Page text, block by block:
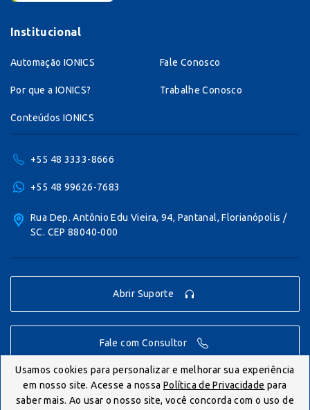
Institucional
Automação IONICS
Por que a IONICS?
Conteúdos IONICS
Fale Conosco
Trabalhe Conosco
+55 48 3333-8666
+55 48 99626-7683
Rua Dep. Antônio Edu Vieira, 94, Pantanal, Florianópolis /
SC. CEP 88040-000
Abrir Suporte
Fale com Consultor
© IONICS 2026 - Todos os direitos reservados.
Usamos cookies para personalizar e melhorar sua experiência
em nosso site. Acesse a nossa Política de Privacidade para
saber mais. Ao usar o nosso site, você concorda com o uso de